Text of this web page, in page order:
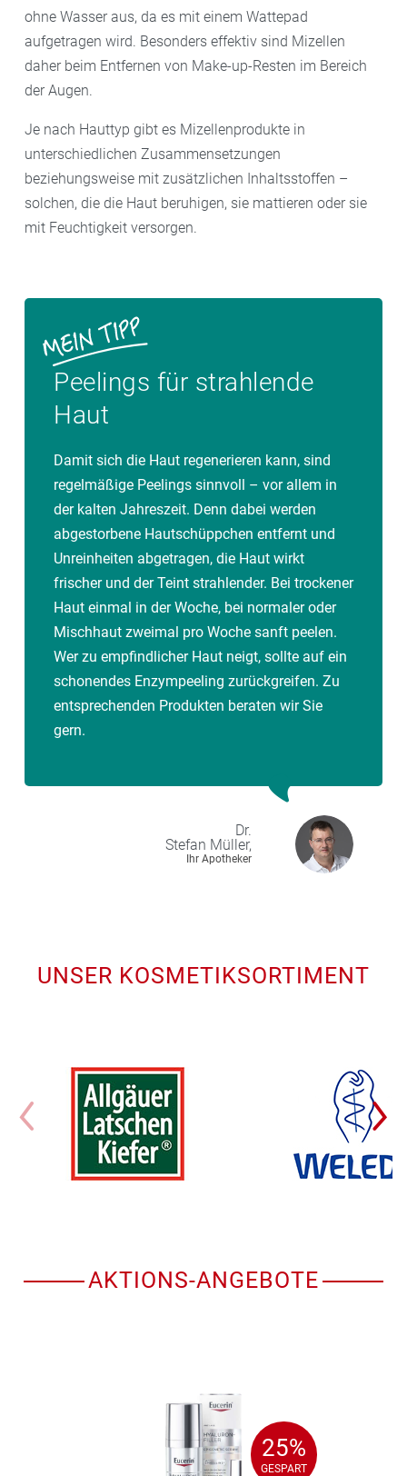
ohne Wasser aus, da es mit einem Wattepad
aufgetragen wird. Besonders effektiv sind Mizellen
daher beim Entfernen von Make-up-Resten im Bereich
der Augen.
Je nach Hauttyp gibt es Mizellenprodukte in
unterschiedlichen Zusammensetzungen
beziehungsweise mit zusätzlichen Inhaltsstoffen –
solchen, die die Haut beruhigen, sie mattieren oder sie
mit Feuchtigkeit versorgen.
Peelings für strahlende
Haut
Damit sich die Haut regenerieren kann, sind
regelmäßige Peelings sinnvoll – vor allem in
der kalten Jahreszeit. Denn dabei werden
abgestorbene Hautschüppchen entfernt und
Unreinheiten abgetragen, die Haut wirkt
frischer und der Teint strahlender. Bei trockener
Haut einmal in der Woche, bei normaler oder
Mischhaut zweimal pro Woche sanft peelen.
Wer zu empfindlicher Haut neigt, sollte auf ein
schonendes Enzympeeling zurückgreifen. Zu
entsprechenden Produkten beraten wir Sie
gern.
Dr.
Stefan Müller,
Ihr Apotheker
UNSER KOSMETIKSORTIMENT
AKTIONS-ANGEBOTE
25%
GESPART
25%
GESPART